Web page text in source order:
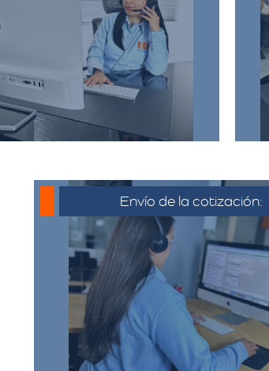
de cotización, puede
comunicarse a través de
whatsapp haciendo click en
cotizar.​
Envío de la cotización:
La cotización se envía al
generalmente por correo
o el medio que se haya
para su revisión. El cliente
revisar la propuesta, hacer
preguntas y solicitar ajustes si
necesario.​